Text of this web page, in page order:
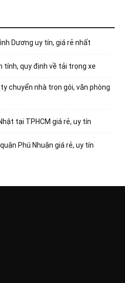
Dương uy tín, giá rẻ nhất
tính, quy định về tải trọng xe
chuyển nhà trọn gói, văn phòng
tại TPHCM giá rẻ, uy tín
Phú Nhuận giá rẻ, uy tín